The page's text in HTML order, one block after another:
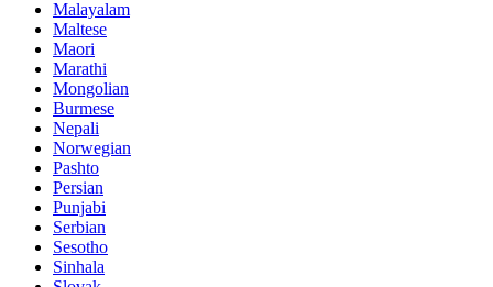
Malayalam
Maltese
Maori
Marathi
Mongolian
Burmese
Nepali
Norwegian
Pashto
Persian
Punjabi
Serbian
Sesotho
Sinhala